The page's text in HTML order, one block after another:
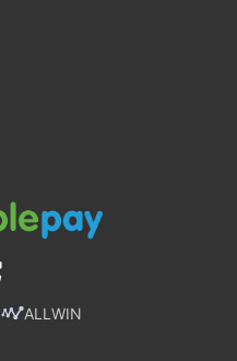
ALLWIN